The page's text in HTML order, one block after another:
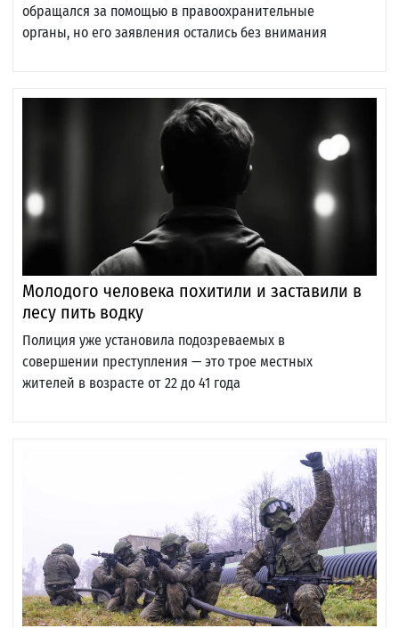
обращался за помощью в правоохранительные
органы, но его заявления остались без внимания
Молодого человека похитили и заставили в
лесу пить водку
Полиция уже установила подозреваемых в
совершении преступления — это трое местных
жителей в возрасте от 22 до 41 года